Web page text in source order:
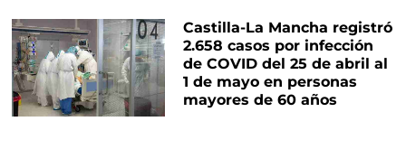
Castilla-La Mancha registró
2.658 casos por infección
de COVID del 25 de abril al
1 de mayo en personas
mayores de 60 años